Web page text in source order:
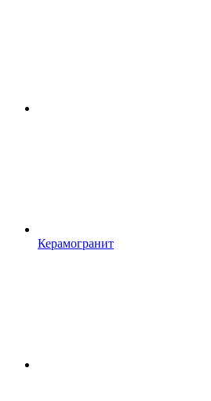
Керамогранит